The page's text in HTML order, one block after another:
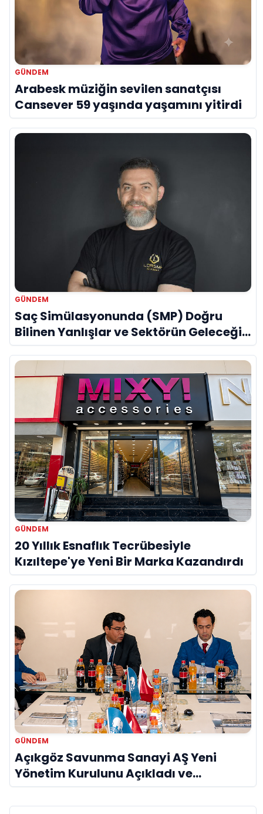
GÜNDEM
Arabesk müziğin sevilen sanatçısı
Cansever 59 yaşında yaşamını yitirdi
GÜNDEM
Saç Simülasyonunda (SMP) Doğru
Bilinen Yanlışlar ve Sektörün Geleceği:
Onur Akdeniz ile Özel Röportaj
GÜNDEM
20 Yıllık Esnaflık Tecrübesiyle
Kızıltepe'ye Yeni Bir Marka Kazandırdı
GÜNDEM
Açıkgöz Savunma Sanayi AŞ Yeni
Yönetim Kurulunu Açıkladı ve
Savunma Sanayinde Küresel Vizyon
Vurgusu